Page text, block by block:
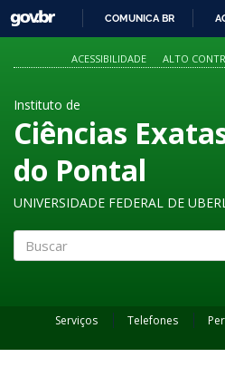
PARA
O
GOVBR
COMUNICA BR
ACESSIBILIDADE ALTO
Instituto de
Ciências
do Pontal
UNIVERSIDADE FEDERAL DE
Serviços Telefones